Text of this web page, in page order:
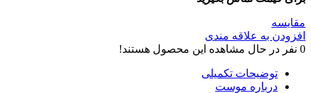
مقایسه
افزودن به علاقه مندی
0 نفر در حال مشاهده این محصول هستند!
توضیحات تکمیلی
درباره موست